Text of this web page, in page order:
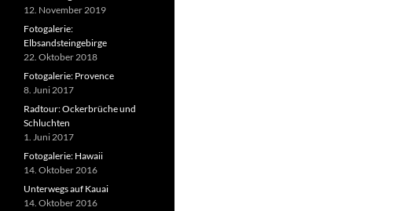
12. November 2019
Fotogalerie:
Elbsandsteingebirge
22. Oktober 2018
Fotogalerie: Provence
8. Juni 2017
Radtour: Ockerbrüche und
Schluchten
1. Juni 2017
Fotogalerie: Hawaii
14. Oktober 2016
Unterwegs auf Kauai
14. Oktober 2016